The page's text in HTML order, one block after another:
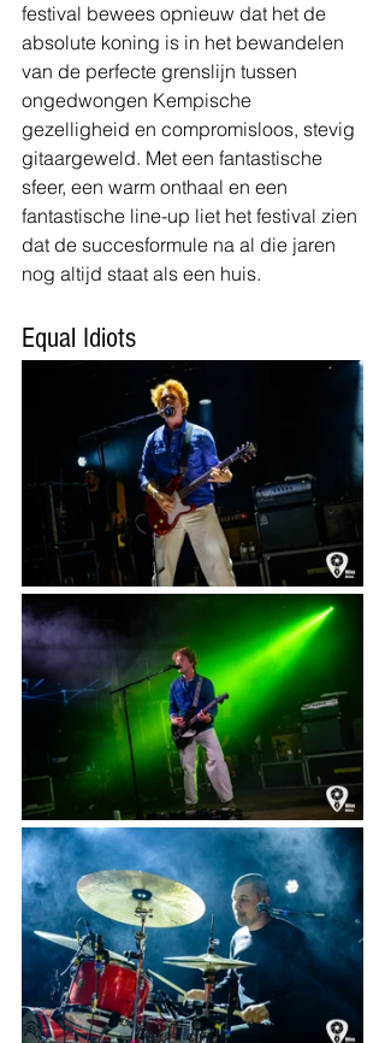
festival bewees opnieuw dat het de
absolute koning is in het bewandelen
van de perfecte grenslijn tussen
ongedwongen Kempische
gezelligheid en compromisloos, stevig
gitaargeweld. Met een fantastische
sfeer, een warm onthaal en een
fantastische line-up liet het festival zien
dat de succesformule na al die jaren
nog altijd staat als een huis.
Equal Idiots